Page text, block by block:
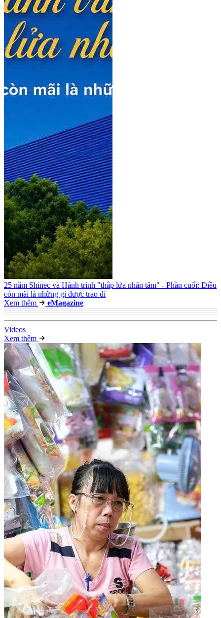
25 năm Shinec và Hành trình "thắp lửa nhân tâm" - Phần cuối: Điều
còn mãi là những gì được trao đi
Xem thêm
eMagazine
Videos
Xem thêm